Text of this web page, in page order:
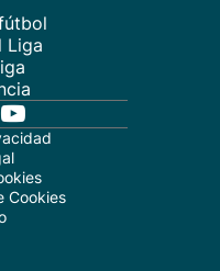
Liga
Cookies